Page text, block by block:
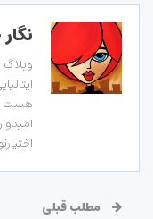
هست
مطلب قبلی